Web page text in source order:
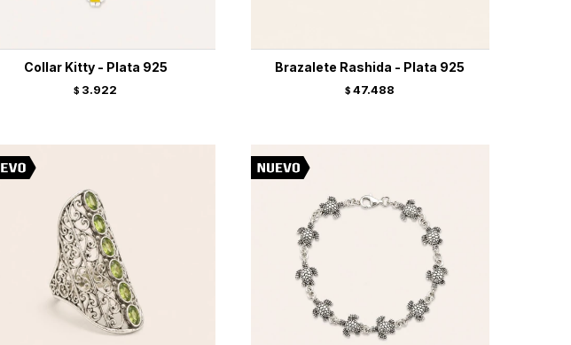
Collar Kitty - Plata 925
$ 3.922
Brazalete Rashida - Plata 925
$ 47.488